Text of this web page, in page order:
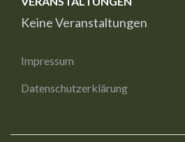
Keine Veranstaltungen
Impressum
Datenschutzerklärung